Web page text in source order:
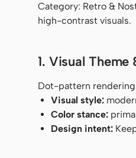
Category: Retro &
high-contrast visuals.
1. Visual
Dot-pattern
Visual style:
Color stance:
Design intent: